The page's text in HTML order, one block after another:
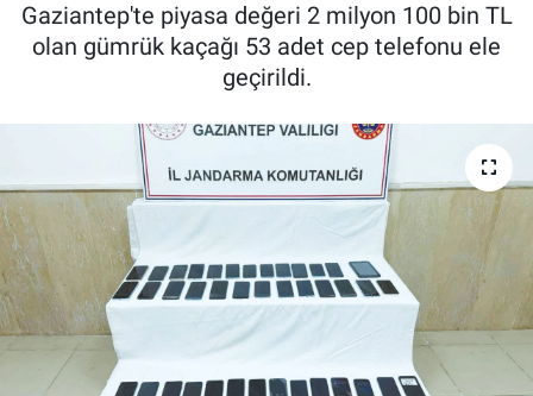
Gaziantep'te piyasa değeri 2 milyon 100 bin TL
olan gümrük kaçağı 53 adet cep telefonu ele
geçirildi.
ASAYİŞ
EĞİTİM
KÜLTÜR - SANAT
Haber Arşivi